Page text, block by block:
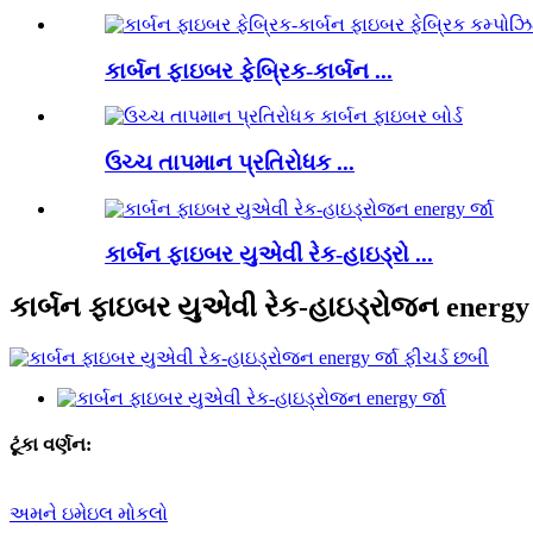
કાર્બન ફાઇબર ફેબ્રિક-કાર્બન ...
ઉચ્ચ તાપમાન પ્રતિરોધક ...
કાર્બન ફાઇબર યુએવી રેક-હાઇડ્રો ...
કાર્બન ફાઇબર યુએવી રેક-હાઇડ્રોજન energy
ટૂંકા વર્ણન:
અમને ઇમેઇલ મોકલો